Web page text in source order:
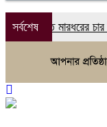
সর্বশেষমারধরের চার